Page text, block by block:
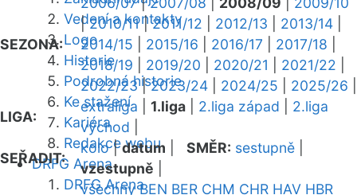
Vedení a kontakty
Logo
Historie
Podrobná historie
Ke stažení
Kariéra
Redakce webu
DRFG Arena
DRFG Arena
SEZONA:
|2010/11|2011/12 2012/13 2013/14
2014/15
2015/16 2016/17 2017/18
2018/19
2019/20 2020/21 2021/22
2022/23|2023/24 2024/25 2025/26
LIGA:
extraliga 1.liga 2.liga západ
2.liga
východ
SEŘADIT:
kolo|datum SMĚR: sestupně
vzestupně
všechny BEN BER CHM CHR HAV HBR